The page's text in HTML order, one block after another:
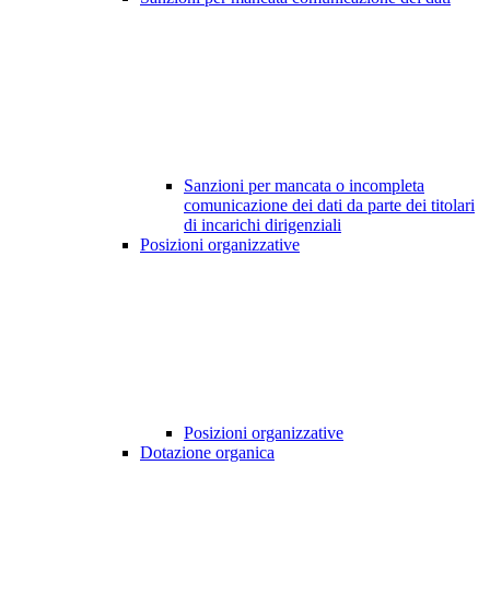
Sanzioni per mancata o incompleta
comunicazione dei dati da parte dei titolari
di incarichi dirigenziali
Posizioni organizzative
Posizioni organizzative
Dotazione organica